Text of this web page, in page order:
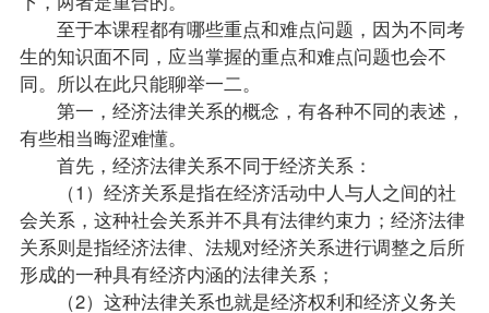
至于本课程都有哪些重点和难点问题，因为不同考
生的知识面不同，应当掌握的重点和难点问题也会不
同。所以在此只能聊举一二。
第一，经济法律关系的概念，有各种不同的表述，
有些相当晦涩难懂。
首先，经济法律关系不同于经济关系：
（1）经济关系是指在经济活动中人与人之间的社
会关系，这种社会关系并不具有法律约束力；经济法律
关系则是指经济法律、法规对经济关系进行调整之后所
形成的一种具有经济内涵的法律关系；
（2）这种法律关系也就是经济权利和经济义务关